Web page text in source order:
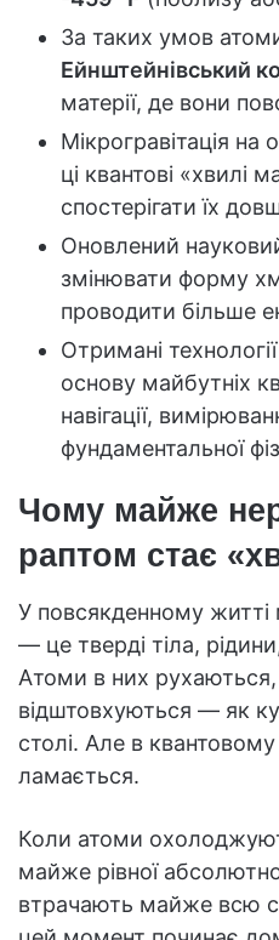
За таких умов
Ейнштейнівський
матерії, де вони
Мікрогравітація на
ці квантові «хвилі
спостерігати їх
Оновлений
змінювати форму
проводити більше
Отримані
основу майбутніх
навігації,
фундаментальної
Чому майже
раптом стає
У повсякденному
— це тверді тіла,
Атоми в них
відштовхуються — як
столі. Але в квантовому
ламається.
Коли атоми
майже рівної
втрачають майже всю